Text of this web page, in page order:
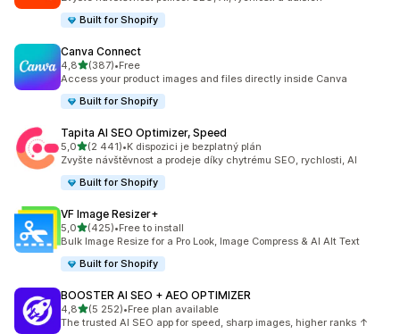
Built for Shopify
Canva Connect
4,8z 5 hvězd
(387)
Celkový počet recenzí: 387
•Free
Access your product images and files directly inside Canva
Built for Shopify
Tapita AI SEO Optimizer, Speed
5,0z 5 hvězd
(2 441)
Celkový počet recenzí: 2441
•K dispozici je bezplatný plán
Zvyšte návštěvnost a prodeje díky chytrému SEO, rychlosti, AI
Built for Shopify
VF Image Resizer+
5,0z 5 hvězd
(425)
Celkový počet recenzí: 425
•Free to install
Bulk Image Resize for a Pro Look, Image Compress & AI Alt Text
Built for Shopify
BOOSTER AI SEO + AEO OPTIMIZER
4,8z 5 hvězd
(5 252)
Celkový počet recenzí: 5252
•Free plan available
The trusted AI SEO app for speed, sharp images, higher ranks ↑